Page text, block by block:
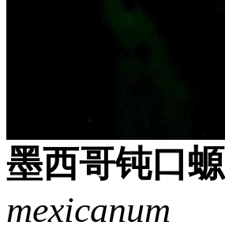
墨西哥钝口螈
mexicanum